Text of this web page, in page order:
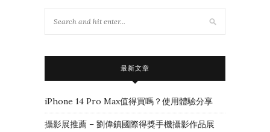
最新文章
iPhone 14 Pro Max值得買嗎？使用體驗分享
攝影展推薦 – 劉偉鎮國際得獎手機攝影作品展